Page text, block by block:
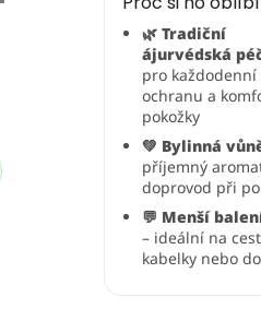
🌿 Tradiční
ájurvédská
pro každodenní
ochranu a
pokožky
💚 Bylinná
příjemný
doprovod při
💬 Menší
– ideální na
kabelky nebo